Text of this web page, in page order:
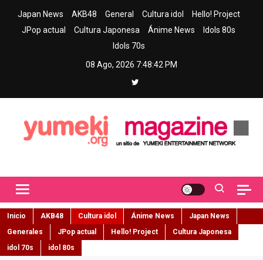
Japan News AKB48 General Cultura idol
Hello! Project
JPop actual
Cultura Japonesa Ánime News
Idols 80s
Idols 70s
08 Ago, 2026 7:48:43 PM
Inicio AKB48 Cultura idol Ánime News
Japan News
Generales
JPop actual Hello! Project
Cultura Japonesa
idol 70s
idol 80s